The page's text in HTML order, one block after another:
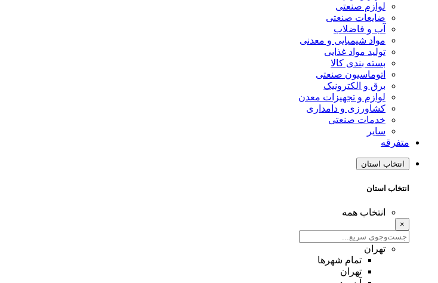
لوازم صنعتی
ضایعات صنعتی
آب و فاضلاب
مواد شیمیایی و معدنی
تولید مواد غذایی
بسته بندی کالا
اتوماسیون صنعتی
برق و الکترونیک
لوازم و تجهیزات معدن
کشاورزی و دامداری
خدمات صنعتی
سایر
متفرقه
انتخاب استان
انتخاب استان
انتخاب همه
×
تهران
تمام شهر‌ها
تهران